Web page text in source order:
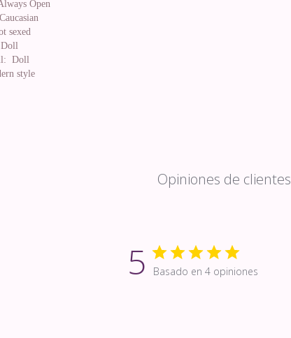
Open
sexed
Doll
Doll
style
Opiniones de clientes
5 Basado en 4 opiniones